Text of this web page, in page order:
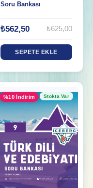
Soru Bankası
₺562,50 ₺625,00
SEPETE EKLE
%10 İndirim Stokta Var